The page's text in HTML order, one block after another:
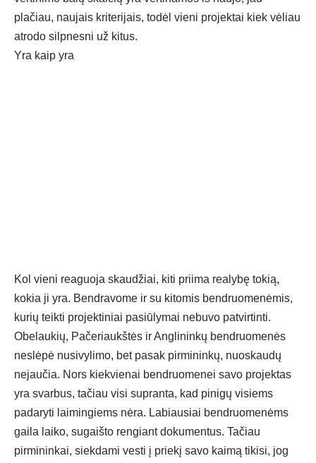
plačiau, naujais kriterijais, todėl vieni projektai kiek vėliau
atrodo silpnesni už kitus.
Yra kaip yra
Kol vieni reaguoja skaudžiai, kiti priima realybę tokią,
kokia ji yra. Bendravome ir su kitomis bendruomenėmis,
kurių teikti projektiniai pasiūlymai nebuvo patvirtinti.
Obelaukių, Pačeriaukštės ir Anglininkų bendruomenės
neslėpė nusivylimo, bet pasak pirmininkų, nuoskaudų
nejaučia. Nors kiekvienai bendruomenei savo projektas
yra svarbus, tačiau visi supranta, kad pinigų visiems
padaryti laimingiems nėra. Labiausiai bendruomenėms
gaila laiko, sugaišto rengiant dokumentus. Tačiau
pirmininkai, siekdami vesti į priekį savo kaimą tikisi, jog